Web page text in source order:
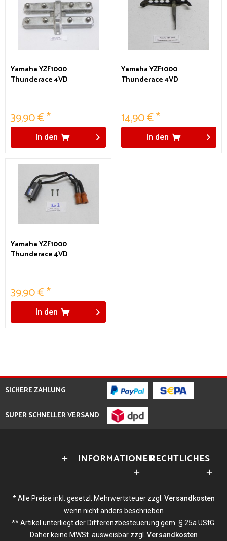
Yamaha YZF1000
Thunderace 4VD
39,90 € *
In den
Yamaha YZF1000
Thunderace 4VD
14,90 € *
In den
Yamaha YZF1000
Thunderace 4VD
39,90 € *
In den
SICHERE ZAHLUNG
SUPER SCHNELLER VERSAND
INFORMATIONENRECHTLICHES
* Alle Preise inkl. gesetzl. Mehrwertsteuer zzgl. Versandkosten
wenn nicht anders beschrieben
** Artikel unterliegt der Differenzbesteuerung gem. § 25a UStG.
Daher keine MWSt. ausweisbar zzgl. Versandkosten